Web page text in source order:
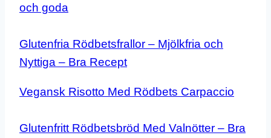
och goda
Glutenfria Rödbetsfrallor – Mjölkfria och
Nyttiga – Bra Recept
Vegansk Risotto Med Rödbets Carpaccio
Glutenfritt Rödbetsbröd Med Valnötter – Bra